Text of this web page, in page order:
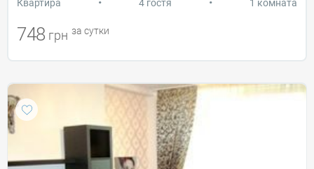
Квартира 4 гостя 1 комната
748 грн за сутки